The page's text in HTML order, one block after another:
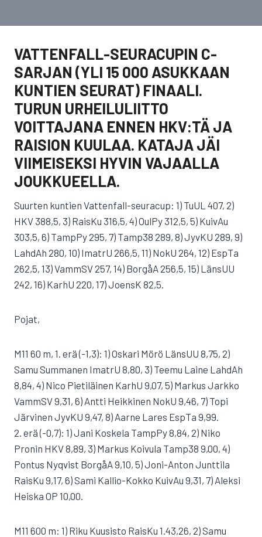
VATTENFALL-SEURACUPIN C-
SARJAN (YLI 15 000 ASUKKAAN
KUNTIEN SEURAT) FINAALI.
TURUN URHEILULIITTO
VOITTAJANA ENNEN HKV:TÄ JA
RAISION KUULAA. KATAJA JÄI
VIIMEISEKSI HYVIN VAJAALLA
JOUKKUEELLA.
Suurten kuntien Vattenfall-seuracup: 1) TuUL 407, 2)
HKV 388,5, 3) RaisKu 316,5, 4) OulPy 312,5, 5) KuivAu
303,5, 6) TampPy 295, 7) Tamp38 289, 8) JyvKU 289, 9)
LahdAh 280, 10) ImatrU 266,5, 11) NokU 264, 12) EspTa
262,5, 13) VammSV 257, 14) BorgåA 256,5, 15) LänsUU
242, 16) KarhU 220, 17) JoensK 82,5.
Pojat,
M11 60 m, 1. erä (-1,3): 1) Oskari Mörö LänsUU 8,75, 2)
Samu Summanen ImatrU 8,80, 3) Teemu Laine LahdAh
8,84, 4) Nico Pietiläinen KarhU 9,07, 5) Markus Jarkko
VammSV 9,31, 6) Antti Heikkinen NokU 9,46, 7) Topi
Järvinen JyvKU 9,47, 8) Aarne Lares EspTa 9,99.
2. erä (-0,7): 1) Jani Koskela TampPy 8,84, 2) Niko
Pronin HKV 8,89, 3) Markus Koivula Tamp38 9,00, 4)
Pontus Nyqvist BorgåA 9,10, 5) Joni-Anton Junttila
RaisKu 9,17, 6) Sami Kallio-Kokko KuivAu 9,31, 7) Aleksi
Heiska OP 10,00.
M11 600 m: 1) Riku Kuusisto RaisKu 1.43,26, 2) Samu